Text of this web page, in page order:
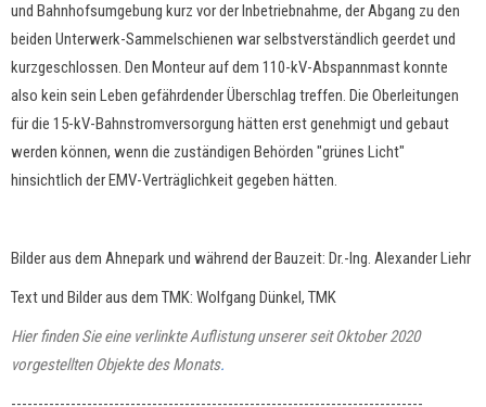
und Bahnhofsumgebung kurz vor der Inbetriebnahme, der Abgang zu den
beiden Unterwerk-Sammelschienen war selbstverständlich geerdet und
kurzgeschlossen. Den Monteur auf dem 110-kV-Abspannmast konnte
also kein sein Leben gefährdender Überschlag treffen. Die Oberleitungen
für die 15-kV-Bahnstromversorgung hätten erst genehmigt und gebaut
werden können, wenn die zuständigen Behörden "grünes Licht"
hinsichtlich der EMV-Verträglichkeit gegeben hätten.
Bilder aus dem Ahnepark und während der Bauzeit: Dr.-Ing. Alexander Liehr
Text und Bilder aus dem TMK: Wolfgang Dünkel, TMK
Hier finden Sie eine verlinkte Auflistung unserer seit Oktober 2020
vorgestellten Objekte des Monats.